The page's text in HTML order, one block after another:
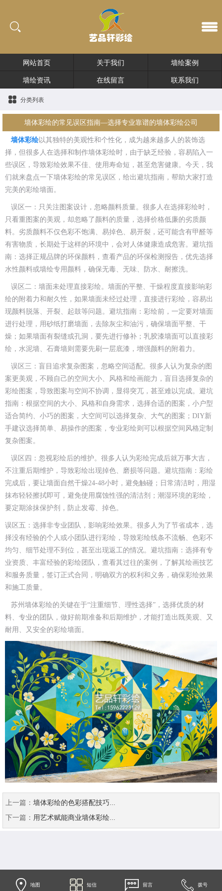
网站首页 关于我们
墙绘案例
墙绘资讯
在线留言 联系我们
分类列表
墙体彩绘的常见误区指南—选择专业靠谱的墙体彩绘公司
墙体彩绘 以其独特的美观性和个性化，成为越来越多人的装饰选
择，但很多人在选择和制作墙体彩绘时，由于缺乏经验，容易陷入一
些误区，导致彩绘效果不佳、使用寿命短，甚至危害健康。今天，我
们就来盘点一下墙体彩绘的常见误区，给出避坑指南，帮助大家打造
完美的彩绘墙面。
误区一：只关注图案设计，忽略颜料质量。很多人在选择彩绘时，
只看重图案的美观，却忽略了颜料的质量，选择价格低廉的劣质颜
料。劣质颜料不仅色彩不饱满、易掉色、易开裂，还可能含有甲醛等
有害物质，长期处于这样的环境中，会对人体健康造成危害。避坑指
南：选择正规品牌的环保颜料，查看产品的环保检测报告，优先选择
水性颜料或墙绘专用颜料，确保无毒、无味、防水、耐擦洗。
误区二：墙面未处理直接彩绘。墙面的平整、干燥程度直接影响彩
绘的附着力和耐久性，如果墙面未经过处理，直接进行彩绘，容易出
现颜料脱落、开裂、起鼓等问题。避坑指南：彩绘前，一定要对墙面
进行处理，用砂纸打磨墙面，去除灰尘和油污，确保墙面平整、干
燥；如果墙面有裂缝或孔洞，要先进行修补；乳胶漆墙面可以直接彩
绘，水泥墙、石膏墙则需要先刷一层底漆，增强颜料的附着力。
误区三：盲目追求复杂图案，忽略空间适配。很多人认为复杂的图
案更美观，不顾自己的空间大小、风格和绘画能力，盲目选择复杂的
彩绘图案，导致图案与空间不协调，显得突兀，甚至难以完成。避坑
指南：根据空间的大小、风格和自身需求，选择合适的图案，小户型
适合简约、小巧的图案，大空间可以选择复杂、大气的图案；DIY新
手建议选择简单、易操作的图案，专业彩绘则可以根据空间风格定制
复杂图案。
误区四：忽视彩绘后的维护。很多人认为彩绘完成后就万事大吉，
不注重后期维护，导致彩绘出现掉色、磨损等问题。避坑指南：彩绘
完成后，要让墙面自然干燥24-48小时，避免触碰；日常清洁时，用湿
抹布轻轻擦拭即可，避免使用腐蚀性强的清洁剂；潮湿环境的彩绘，
要定期涂抹保护剂，防止发霉、掉色。
误区五：选择非专业团队，影响彩绘效果。很多人为了节省成本，选
择没有经验的个人或小团队进行彩绘，导致彩绘线条不流畅、色彩不
均匀、细节处理不到位，甚至出现返工的情况。避坑指南：选择有专
业资质、丰富经验的彩绘团队，查看其过往的案例，了解其绘画技艺
和服务质量，签订正式合同，明确双方的权利和义务，确保彩绘效果
和施工质量。
苏州墙体彩绘的关键在于“注重细节、理性选择”，选择优质的材
料、专业的团队，做好前期准备和后期维护，才能打造出既美观、又
耐用、又安全的彩绘墙面。
上一篇： 墙体彩绘的色彩搭配技巧...
下一篇： 用艺术赋能商业墙体彩绘...
地图 短信 留言 拨号